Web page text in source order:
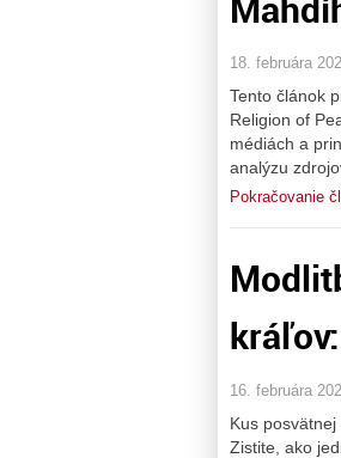
18. februára
Tento článok
Religion of
médiách a
analýzu
Pokračovanie
16. februára
Kus
Zistite, ako